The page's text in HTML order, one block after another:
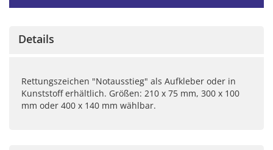
Details
Rettungszeichen "Notausstieg" als Aufkleber oder in
Kunststoff erhältlich. Größen: 210 x 75 mm, 300 x 100
mm oder 400 x 140 mm wählbar.